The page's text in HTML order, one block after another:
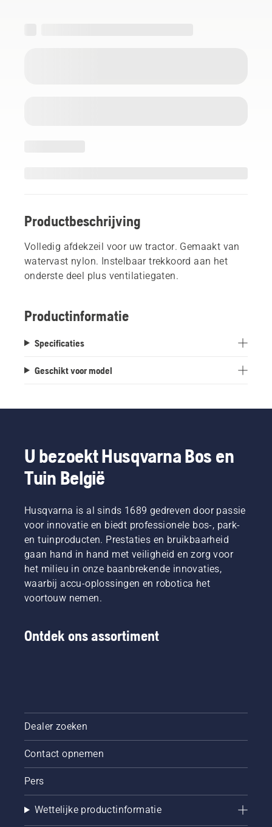
Productbeschrijving
Volledig afdekzeil voor uw tractor. Gemaakt van
watervast nylon. Instelbaar trekkoord aan het
onderste deel plus ventilatiegaten.
Productinformatie
Specificaties
Geschikt voor model
U bezoekt Husqvarna Bos en
Tuin België
Husqvarna is al sinds 1689 gedreven door passie
voor innovatie en biedt professionele bos-, park-
en tuinproducten. Prestaties en bruikbaarheid
gaan hand in hand met veiligheid en zorg voor
het milieu in onze baanbrekende innovaties,
waarbij accu-oplossingen en robotica het
voortouw nemen.
Ontdek ons assortiment
Dealer zoeken
Contact opnemen
Pers
Wettelijke productinformatie